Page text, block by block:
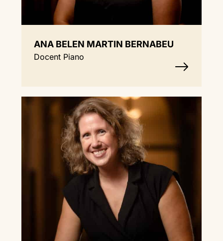
ANA BELEN MARTIN BERNABEU
Docent Piano